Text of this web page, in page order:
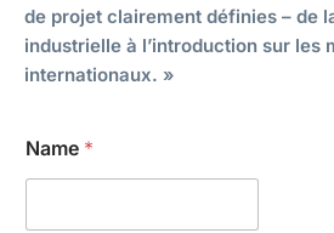
de projet clairement définies – de
industrielle à l’introduction sur les
internationaux. »
Name *